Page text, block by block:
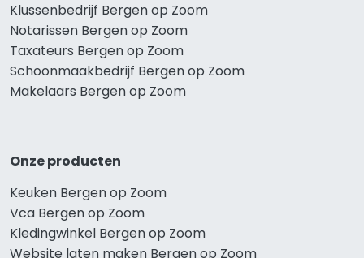
Klussenbedrijf Bergen op Zoom
Notarissen Bergen op Zoom
Taxateurs Bergen op Zoom
Schoonmaakbedrijf Bergen op Zoom
Makelaars Bergen op Zoom
Onze producten
Keuken Bergen op Zoom
Vca Bergen op Zoom
Kledingwinkel Bergen op Zoom
Website laten maken Bergen op Zoom